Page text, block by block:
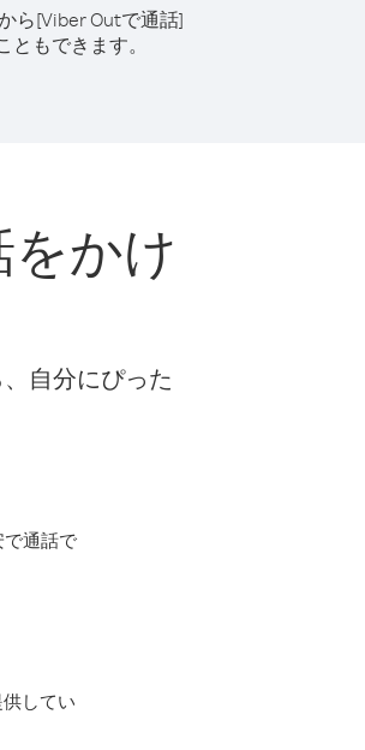
ら[Viber Outで通話]
ともできます。
かけ
自分にぴった
通話で
してい